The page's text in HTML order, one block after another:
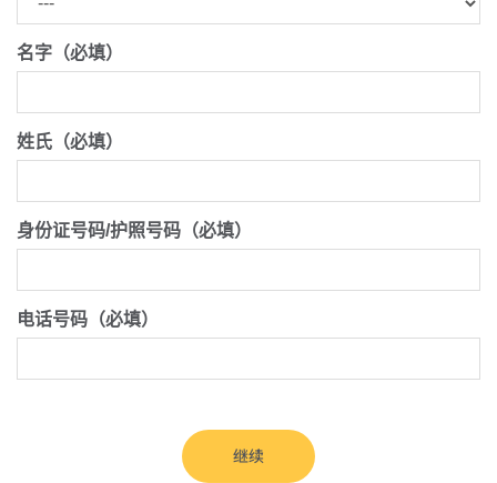
名字（必填）
姓氏（必填）
身份证号码/护照号码（必填）
电话号码（必填）
继续